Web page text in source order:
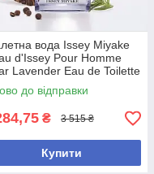
вода Issey Miyake
d'Issey Pour Homme
Lavender Eau de Toilette
100 ml
до відправки
₴ 3 515 ₴
Купити